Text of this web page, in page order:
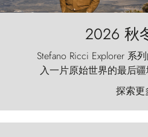
2026 秋
Stefano Ricci Explorer 系
入一片原始世界的最后
以远古的怒号雕琢着自
del Paine）则宛如石砌
起挑战
探索更